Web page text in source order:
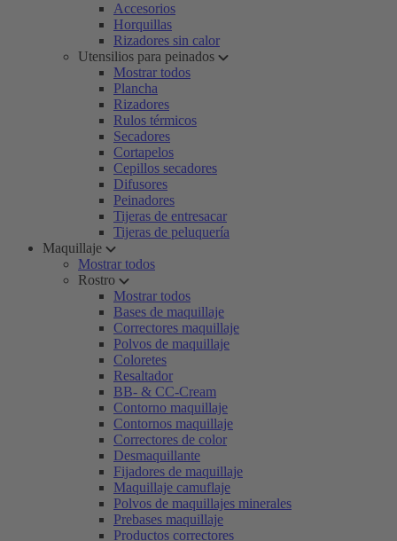
Accesorios
Horquillas
Rizadores sin calor
Utensilios para peinados
Mostrar todos
Plancha
Rizadores
Rulos térmicos
Secadores
Cortapelos
Cepillos secadores
Difusores
Peinadores
Tijeras de entresacar
Tijeras de peluquería
Maquillaje
Mostrar todos
Rostro
Mostrar todos
Bases de maquillaje
Correctores maquillaje
Polvos de maquillaje
Coloretes
Resaltador
BB- & CC-Cream
Contorno maquillaje
Contornos maquillaje
Correctores de color
Desmaquillante
Fijadores de maquillaje
Maquillaje camuflaje
Polvos de maquillajes minerales
Prebases maquillaje
Productos correctores